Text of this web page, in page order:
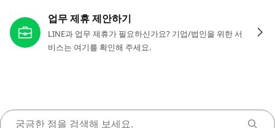
업무 제휴 제안하기
LINE과 업무 제휴가 필요하신가요? 기업/법인을 위한 서
비스는 여기를 확인해 주세요.